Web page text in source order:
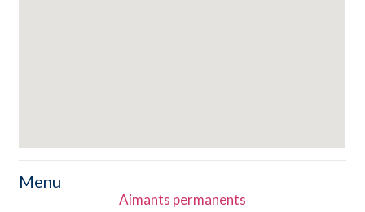
Menu
Aimants permanents